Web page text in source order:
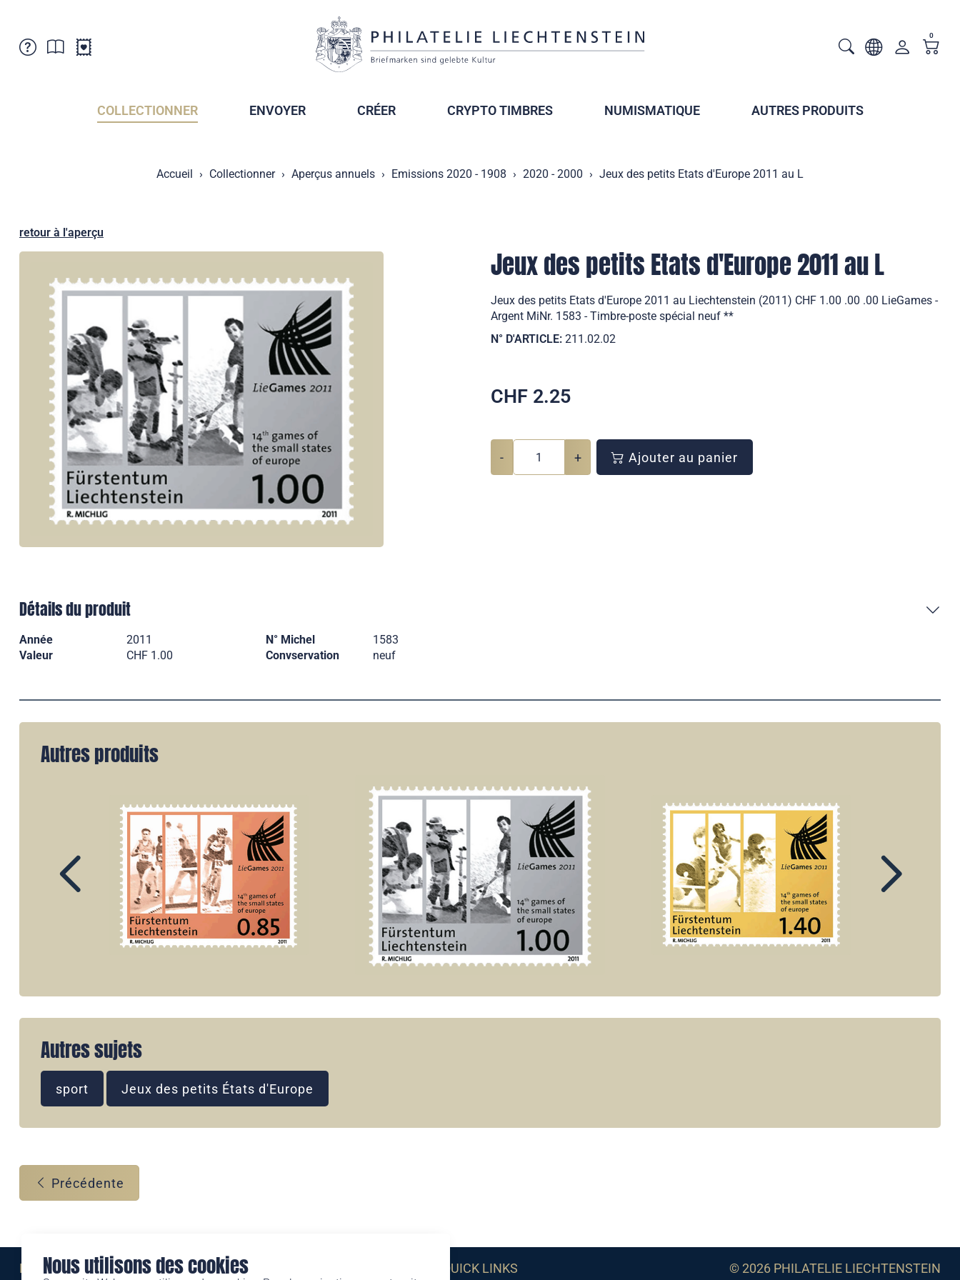
Nous utilisons des cookies
Points de vente
Sociétés de collectionneurs
Abonnement
Archives des timbrage
0
COLLECTIONNER ENVOYER CRÉER CRYPTO TIMBRES NUMISMATIQUE AUTRES PRODUITS
Accueil Collectionner Aperçus annuels Emissions 2020 - 1908 2020 - 2000 Jeux des petits Etats d'Europe 2011 au L
retour à l'aperçu
Jeux des petits Etats d'Europe 2011 au L
Jeux des petits Etats d'Europe 2011 au Liechtenstein (2011) CHF 1.00 .00 .00 LieGames -
Argent MiNr. 1583 - Timbre-poste spécial neuf **
N° D'ARTICLE: 211.02.02
CHF 2.25
- + Ajouter au panier
Détails du produit
Année 2011 N° Michel
1583
Valeur
CHF 1.00 Convservation neuf
Autres produits
Autres sujets
sport Jeux des petits États d'Europe
Précédente
Eine Marke der QUICK LINKS © 2026 PHILATELIE LIECHTENSTEIN